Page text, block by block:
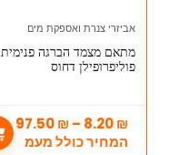
אביזרי צנרת ואספקת מים
מתאם מצמד הברגה פנימית
פוליפרופילן דחוס
8.20₪
–
97.50₪
המחיר כולל מעמ